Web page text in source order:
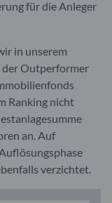
für die Anleger
in unserem
der Outperformer
Ranking nicht
an. Auf
verzichtet.